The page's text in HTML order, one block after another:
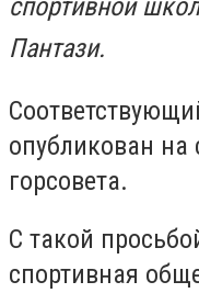
спортивной
Пантази.
опубликован на
горсовета.
С такой
спортивная